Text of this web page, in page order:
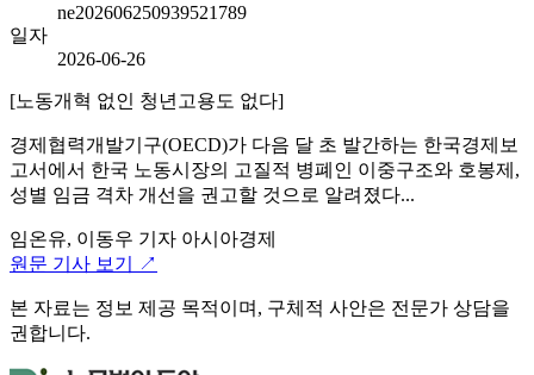
ne202606250939521789
일자
2026-06-26
[노동개혁 없인 청년고용도 없다]
경제협력개발기구(OECD)가 다음 달 초 발간하는 한국경제보
고서에서 한국 노동시장의 고질적 병폐인 이중구조와 호봉제,
성별 임금 격차 개선을 권고할 것으로 알려졌다...
임온유, 이동우 기자 아시아경제
원문 기사 보기 ↗
본 자료는 정보 제공 목적이며, 구체적 사안은 전문가 상담을
권합니다.